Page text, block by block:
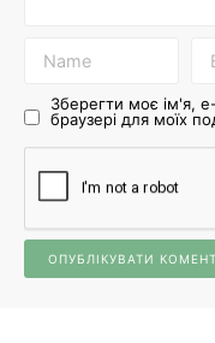
Зберегти моє ім'я,
браузері для моїх